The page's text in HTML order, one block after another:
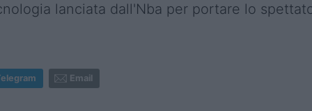
lanciata dall'Nba per portare lo
Email